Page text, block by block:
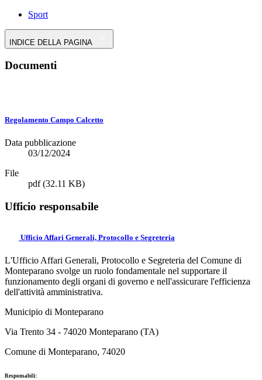
Sport
INDICE DELLA PAGINA
Documenti
Regolamento Campo Calcetto
Data pubblicazione
03/12/2024
File
pdf(32.11 KB)
Ufficio responsabile
Ufficio Affari Generali, Protocollo e Segreteria
L'Ufficio Affari Generali, Protocollo e Segreteria del Comune di
Monteparano svolge un ruolo fondamentale nel supportare il
funzionamento degli organi di governo e nell'assicurare l'efficienza
dell'attività amministrativa.
Municipio di Monteparano
Via Trento 34 - 74020 Monteparano (TA)
Comune di Monteparano, 74020
Responsabili: